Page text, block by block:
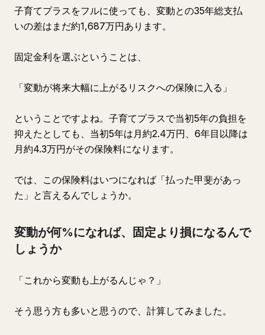
子育てプラスをフルに使っても、変動との35年総支払
いの差はまだ約1,687万円あります。
固定金利を選ぶということは、
「変動が将来大幅に上がるリスクへの保険に入る」
ということですよね。子育てプラスで当初5年の負担を
抑えたとしても、当初5年は月約2.4万円、6年目以降は
月約4.3万円がその保険料になります。
では、この保険料はいつになれば「払った甲斐があっ
た」と言えるんでしょうか。
変動が何%になれば、固定より損になるんで
しょうか
「これから変動も上がるんじゃ？」
そう思う方も多いと思うので、計算してみました。